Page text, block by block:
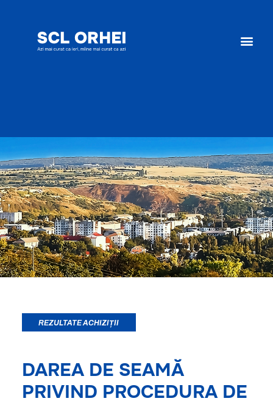
REZULTATE ACHIZIȚII
DAREA DE SEAMĂ
PRIVIND PROCEDURA DE